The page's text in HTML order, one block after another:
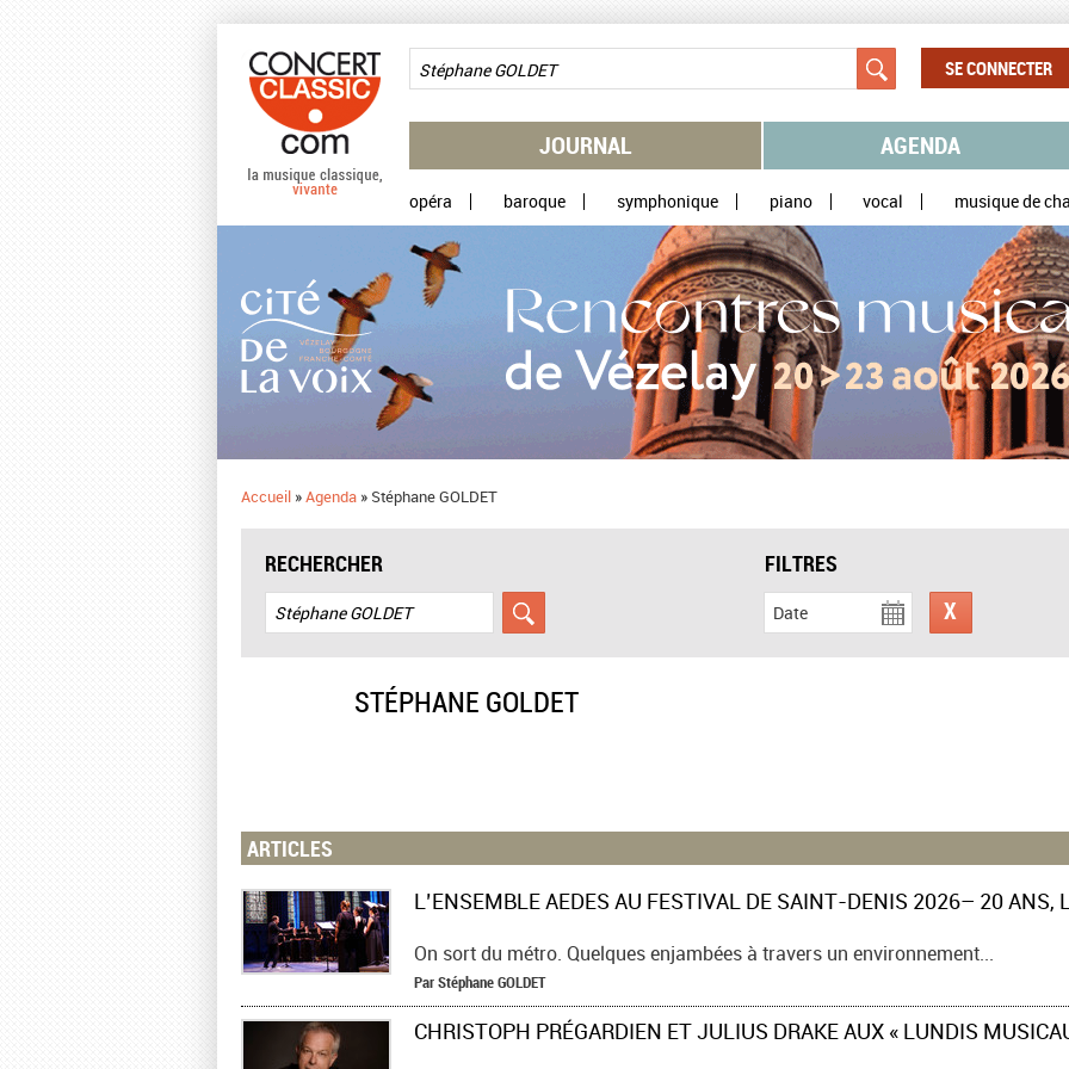
SE CONNECTER
JOURNAL AGENDA
opéra baroque symphonique piano vocal musique de
Accueil »Agenda » Stéphane GOLDET
RECHERCHER FILTRES
Date
STÉPHANE GOLDET
ARTICLES
On sort du métro. Quelques enjambées à travers un environnement...
ParStéphaneGOLDET